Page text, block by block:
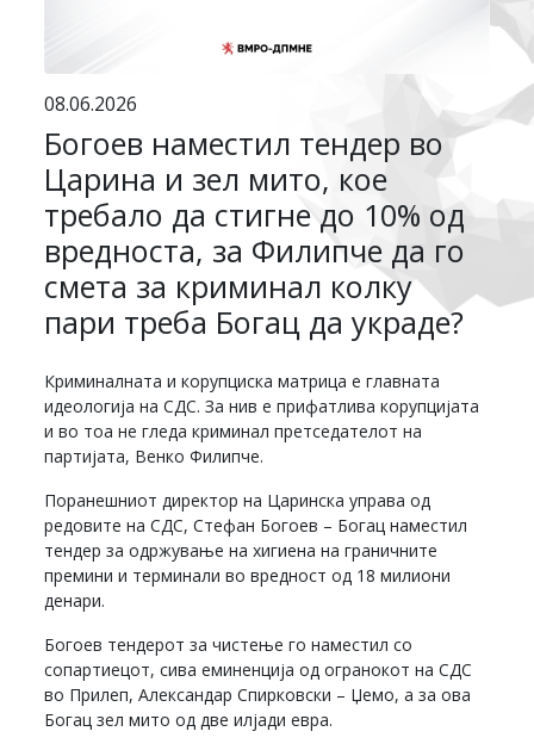
08.06.2026
Богоев наместил тендер во
Царина и зел мито, кое
требало да стигне до 10% од
вредноста, за Филипче да го
смета за криминал колку
пари треба Богац да украде?
Криминалната и корупциска матрица е главната
идеологија на СДС. За нив е прифатлива корупцијата
и во тоа не гледа криминал претседателот на
партијата, Венко Филипче.
Поранешниот директор на Царинска управа од
редовите на СДС, Стефан Богоев – Богац наместил
тендер за одржување на хигиена на граничните
премини и терминали во вредност од 18 милиони
денари.
Богоев тендерот за чистење го наместил со
сопартиецот, сива еминенција од огранокот на СДС
во Прилеп, Александар Спирковски – Џемо, а за ова
Богац зел мито од две илјади евра.